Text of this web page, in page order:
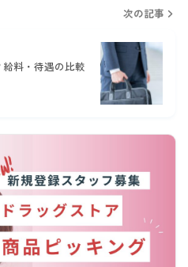
次の記事
料・待遇の比較